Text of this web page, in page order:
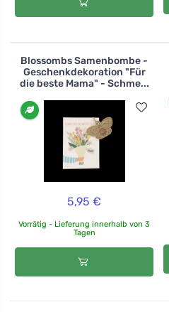
Blossombs Samenbombe -
Geschenkdekoration "Für
die beste Mama" - Schme...
5,95 €
Vorrätig - Lieferung innerhalb von 3
Tagen